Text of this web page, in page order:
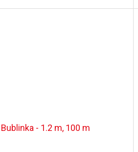
Bublinka - 1.2 m, 100 m